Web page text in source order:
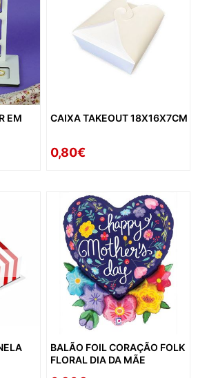
EM
CAIXA TAKEOUT 18X16X7CM
0,80€
BALÃO FOIL CORAÇÃO FOLK
FLORAL DIA DA MÃE